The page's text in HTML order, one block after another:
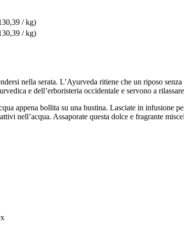
/ kg)
/ kg)
nella serata. L’Ayurveda ritiene che un riposo
e dell’erboristeria occidentale e servono a
appena bollita su una bustina. Lasciate in infusione
nell’acqua. Assaporate questa dolce e fragrante